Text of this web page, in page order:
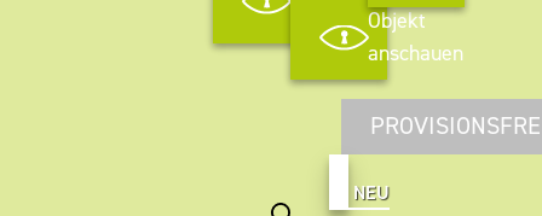
anschauenObjekt
anschauen
NEU